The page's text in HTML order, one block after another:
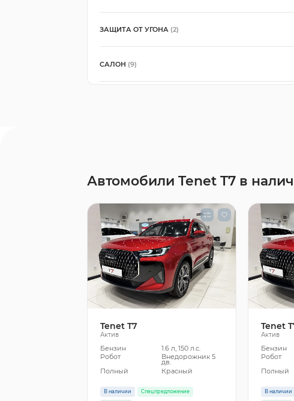
ЗАЩИТА ОТ УГОНА (2)
САЛОН (9)
Автомобили Tenet T7 в
Tenet T7
Актив
Бензин
1.6 л, 150 л.с.
Робот
Внедорожник 5
дв.
Полный
Красный
В наличии Спецпредложение
Tenet
Актив
Бензин
Робот
Полный
В наличии